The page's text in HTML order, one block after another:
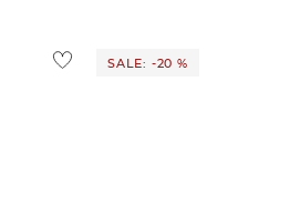
SALE: -20 %